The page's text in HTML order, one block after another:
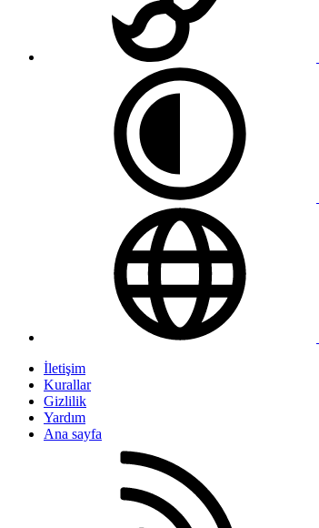
İletişim
Kurallar
Gizlilik
Yardım
Ana sayfa